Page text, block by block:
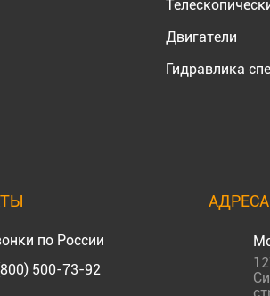
Двигатели
Гидравлика
по России
500-73-92
АДРЕСА